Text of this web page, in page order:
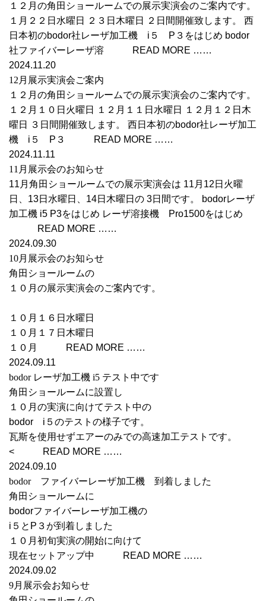
１２月の角田ショールームでの展示実演会のご案内です。
１月２２日水曜日 ２３日木曜日 ２日間開催致します。 西
日本初のbodor社レーザ加工機 i５ P３をはじめ bodor
社ファイバーレーザ溶 READ MORE ……
2024.11.20
12月展示実演会ご案内
１２月の角田ショールームでの展示実演会のご案内です。
１２月１０日火曜日 １２月１１日水曜日 １２月１２日木
曜日 ３日間開催致します。 西日本初のbodor社レーザ加工
機 i５ P３ READ MORE ……
2024.11.11
11月展示会のお知らせ
11月角田ショールームでの展示実演会は 11月12日火曜
日、13日水曜日、14日木曜日の 3日間です。 bodorレーザ
加工機 i5 P3をはじめ レーザ溶接機 Pro1500をはじめ
READ MORE ……
2024.09.30
10月展示会のお知らせ
角田ショールームの
１０月の展示実演会のご案内です。
１０月１６日水曜日
１０月１７日木曜日
１０月 READ MORE ……
2024.09.11
bodor レーザ加工機 i5 テスト中です
角田ショールームに設置し
１０月の実演に向けてテスト中の
bodor i５のテストの様子です。
瓦斯を使用せずエアーのみでの高速加工テストです。
< READ MORE ……
2024.09.10
bodor ファイバーレーザ加工機 到着しました
角田ショールームに
bodorファイバーレーザ加工機の
i５とP３が到着しました
１０月初旬実演の開始に向けて
現在セットアップ中 READ MORE ……
2024.09.02
9月展示会お知らせ